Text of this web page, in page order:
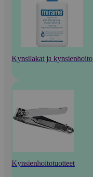
Kynsilakat ja kynsienhoito
Kynsienhoitotuotteet